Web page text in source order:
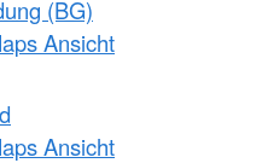
(BG)
Ansicht
Ansicht